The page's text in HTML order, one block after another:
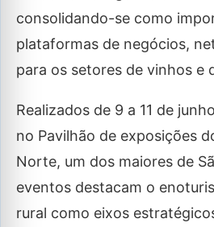
consolidando-se como
plataformas de negócios,
para os setores de vinhos e
Realizados de 9 a 11 de
no Pavilhão de exposições
Norte, um dos maiores de
eventos destacam o
rural como eixos